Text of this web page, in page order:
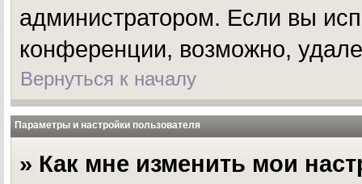
администратором. Если вы
конференции, возможно,
Вернуться к началу
Параметры и настройки пользователя
» Как мне изменить мои